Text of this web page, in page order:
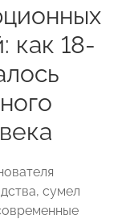
как 18-
сумел